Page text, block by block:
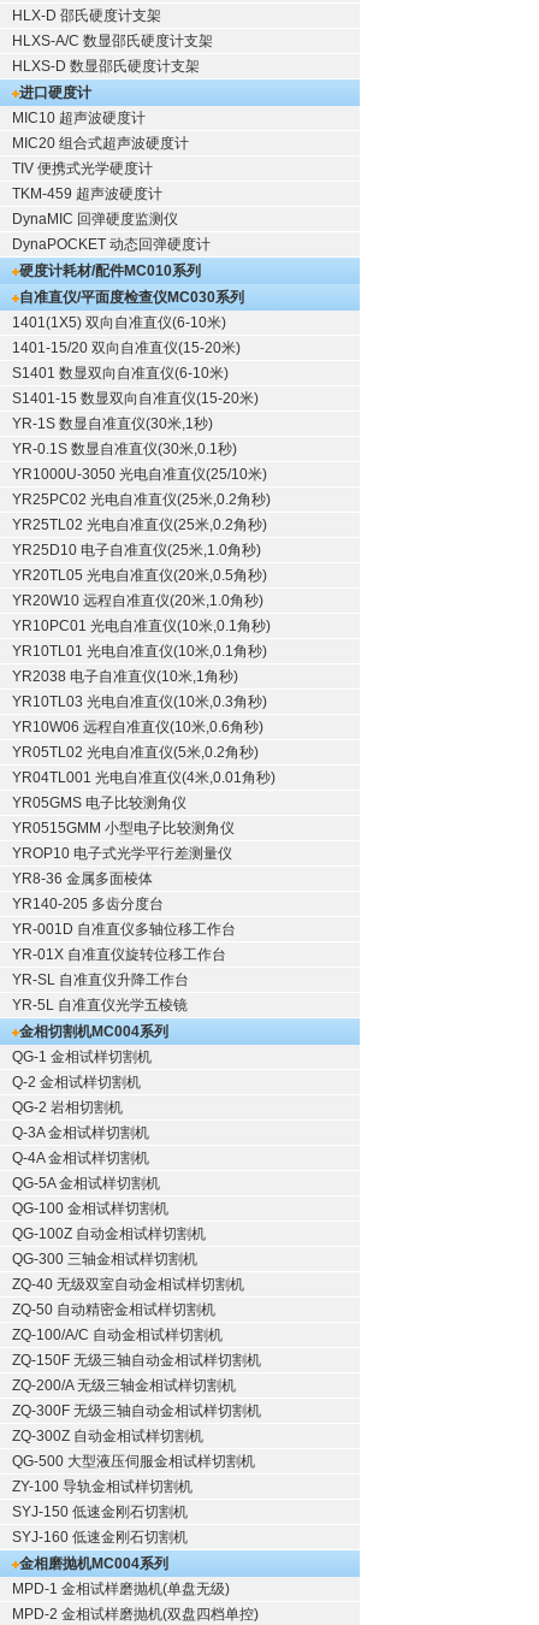
HLX-D 邵氏硬度计支架
HLXS-A/C 数显邵氏硬度计支架
HLXS-D 数显邵氏硬度计支架
进口硬度计
MIC10 超声波硬度计
MIC20 组合式超声波硬度计
TIV 便携式光学硬度计
TKM-459 超声波硬度计
DynaMIC 回弹硬度监测仪
DynaPOCKET 动态回弹硬度计
硬度计耗材/配件MC010系列
自准直仪/平面度检查仪MC030系列
1401(1X5) 双向自准直仪(6-10米)
1401-15/20 双向自准直仪(15-20米)
S1401 数显双向自准直仪(6-10米)
S1401-15 数显双向自准直仪(15-20米)
YR-1S 数显自准直仪(30米,1秒)
YR-0.1S 数显自准直仪(30米,0.1秒)
YR1000U-3050 光电自准直仪(25/10米)
YR25PC02 光电自准直仪(25米,0.2角秒)
YR25TL02 光电自准直仪(25米,0.2角秒)
YR25D10 电子自准直仪(25米,1.0角秒)
YR20TL05 光电自准直仪(20米,0.5角秒)
YR20W10 远程自准直仪(20米,1.0角秒)
YR10PC01 光电自准直仪(10米,0.1角秒)
YR10TL01 光电自准直仪(10米,0.1角秒)
YR2038 电子自准直仪(10米,1角秒)
YR10TL03 光电自准直仪(10米,0.3角秒)
YR10W06 远程自准直仪(10米,0.6角秒)
YR05TL02 光电自准直仪(5米,0.2角秒)
YR04TL001 光电自准直仪(4米,0.01角秒)
YR05GMS 电子比较测角仪
YR0515GMM 小型电子比较测角仪
YROP10 电子式光学平行差测量仪
YR8-36 金属多面棱体
YR140-205 多齿分度台
YR-001D 自准直仪多轴位移工作台
YR-01X 自准直仪旋转位移工作台
YR-SL 自准直仪升降工作台
YR-5L 自准直仪光学五棱镜
金相切割机MC004系列
QG-1 金相试样切割机
Q-2 金相试样切割机
QG-2 岩相切割机
Q-3A 金相试样切割机
Q-4A 金相试样切割机
QG-5A 金相试样切割机
QG-100 金相试样切割机
QG-100Z 自动金相试样切割机
QG-300 三轴金相试样切割机
ZQ-40 无级双室自动金相试样切割机
ZQ-50 自动精密金相试样切割机
ZQ-100/A/C 自动金相试样切割机
ZQ-150F 无级三轴自动金相试样切割机
ZQ-200/A 无级三轴金相试样切割机
ZQ-300F 无级三轴自动金相试样切割机
ZQ-300Z 自动金相试样切割机
QG-500 大型液压伺服金相试样切割机
ZY-100 导轨金相试样切割机
SYJ-150 低速金刚石切割机
SYJ-160 低速金刚石切割机
金相磨抛机MC004系列
MPD-1 金相试样磨抛机(单盘无级)
MPD-2 金相试样磨抛机(双盘四档单控)